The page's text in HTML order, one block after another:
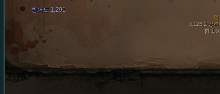
3,126.2 공격
힘
방어도 1,291